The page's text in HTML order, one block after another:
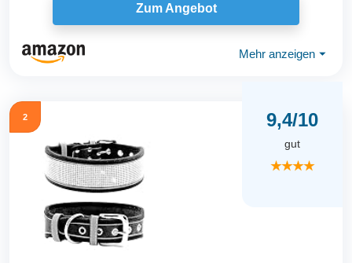
Zum Angebot
Mehr anzeigen ⏷
2 9,4/10
gut
★★★★